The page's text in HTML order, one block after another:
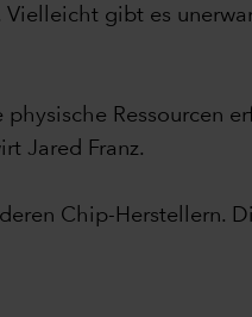
gibt es
Ressourcen
Jared Franz.
Chip-Herstellern.